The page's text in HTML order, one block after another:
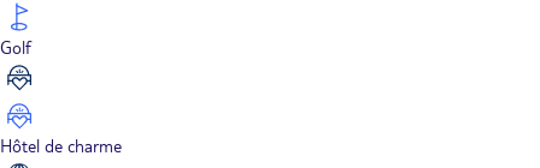
Golf
Hôtel de charme